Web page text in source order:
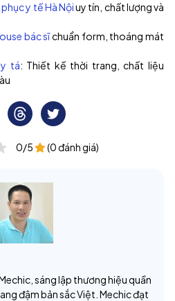
y tế Hà Nộiuy tín, chất lượng và
bác sĩchuẩn form, thoáng mát
tá: Thiết kế thời trang, chất liệu
0/5 (0 đánh giá)
sáng lập thương hiệu quần
đậm bản sắc Việt. Mechic đạt